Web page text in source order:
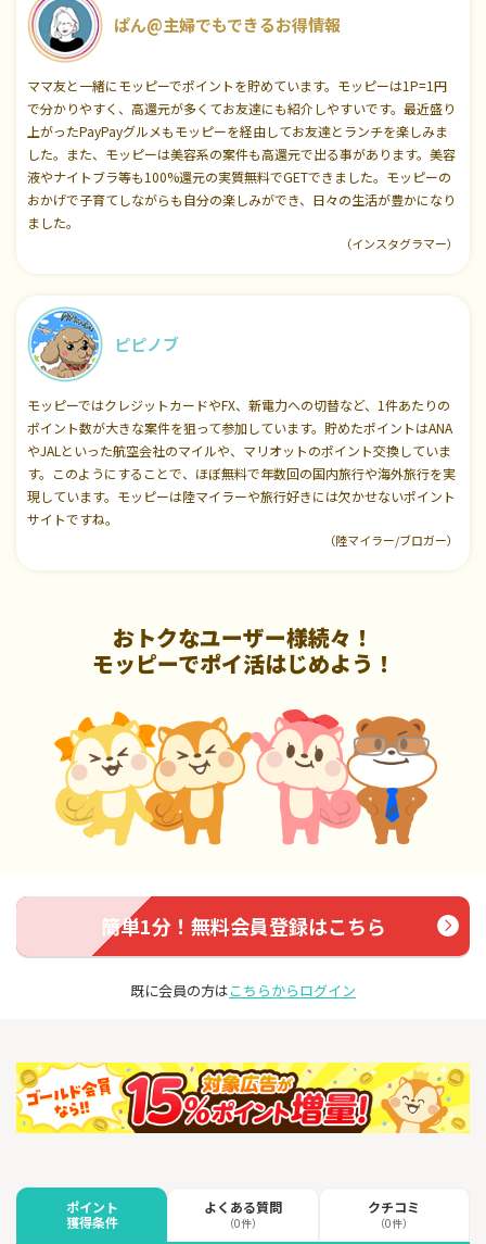
ぱん@主婦でもできるお得情報
ママ友と一緒にモッピーでポイントを貯めています。モッピーは1P=1円
で分かりやすく、高還元が多くてお友達にも紹介しやすいです。最近盛り
上がったPayPayグルメもモッピーを経由してお友達とランチを楽しみま
した。また、モッピーは美容系の案件も高還元で出る事があります。美容
液やナイトブラ等も100%還元の実質無料でGETできました。モッピーの
おかげで子育てしながらも自分の楽しみができ、日々の生活が豊かになり
ました。
（インスタグラマー）
ピピノブ
モッピーではクレジットカードやFX、新電力への切替など、1件あたりの
ポイント数が大きな案件を狙って参加しています。貯めたポイントはANA
やJALといった航空会社のマイルや、マリオットのポイント交換していま
す。このようにすることで、ほぼ無料で年数回の国内旅行や海外旅行を実
現しています。モッピーは陸マイラーや旅行好きには欠かせないポイント
サイトですね。
（陸マイラー/ブロガー）
おトクなユーザー様続々！
モッピーでポイ活はじめよう！
簡単1分！無料会員登録はこちら
既に会員の方はこちらからログイン
ポイント
獲得条件
よくある質問
（0件）
クチコミ
（0件）